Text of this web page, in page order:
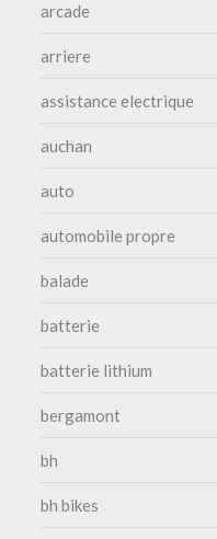
arcade
arriere
assistance electrique
auchan
auto
automobile propre
balade
batterie
batterie lithium
bergamont
bh
bh bikes